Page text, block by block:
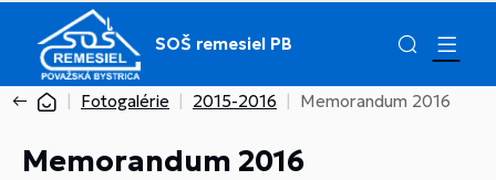
SOŠ remesiel PB
Fotogalérie 2015-2016 Memorandum 2016
Memorandum 2016